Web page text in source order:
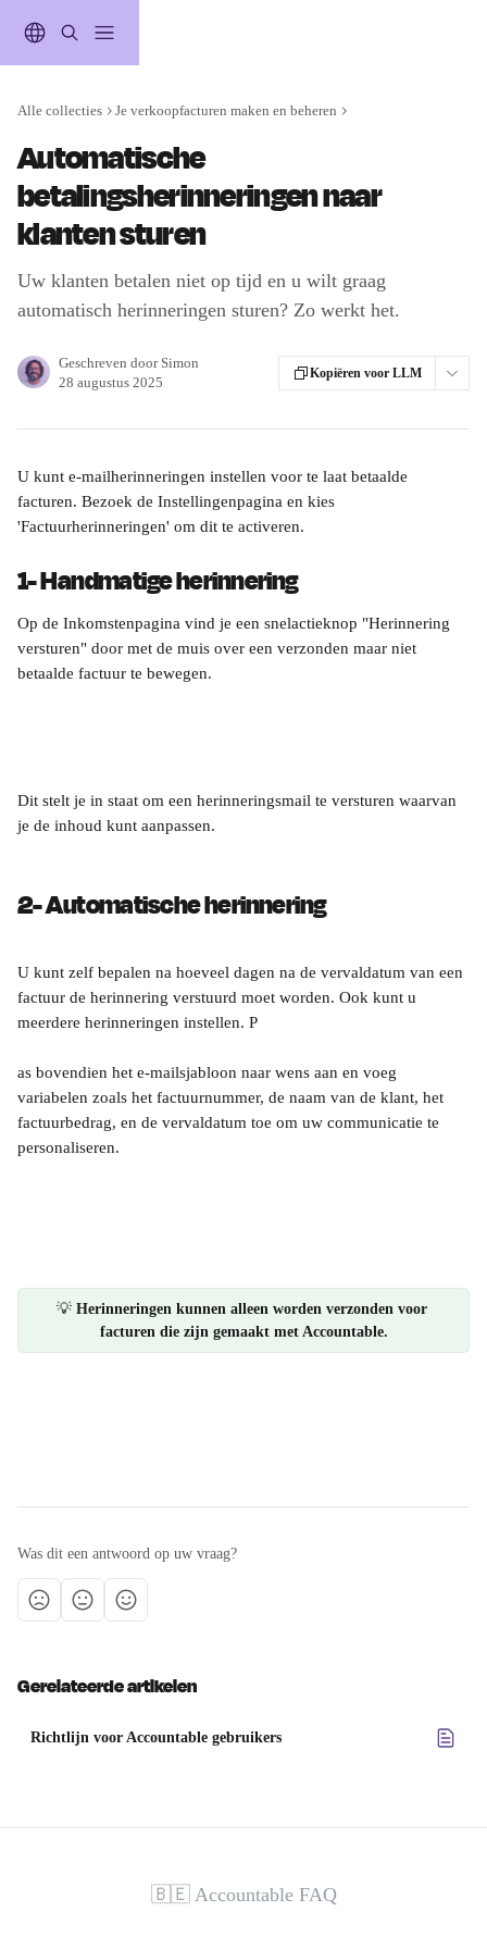
Alle collecties Je verkoopfacturen maken en beheren
Automatische
betalingsherinneringen naar
klanten sturen
Uw klanten betalen niet op tijd en u wilt graag
automatisch herinneringen sturen? Zo werkt het.
Geschreven door Simon
28 augustus 2025
Kopiëren voor LLM
U kunt e-mailherinneringen instellen voor te laat betaalde
facturen. Bezoek de Instellingenpagina en kies
'Factuurherinneringen' om dit te activeren.
1- Handmatige herinnering
Op de Inkomstenpagina vind je een snelactieknop "Herinnering
versturen" door met de muis over een verzonden maar niet
betaalde factuur te bewegen.
Dit stelt je in staat om een herinneringsmail te versturen waarvan
je de inhoud kunt aanpassen.
2- Automatische herinnering
U kunt zelf bepalen na hoeveel dagen na de vervaldatum van een
factuur de herinnering verstuurd moet worden. Ook kunt u
meerdere herinneringen instellen. P
as bovendien het e-mailsjabloon naar wens aan en voeg
variabelen zoals het factuurnummer, de naam van de klant, het
factuurbedrag, en de vervaldatum toe om uw communicatie te
personaliseren.
💡 Herinneringen kunnen alleen worden verzonden voor
facturen die zijn gemaakt met Accountable.
Was dit een antwoord op uw vraag?
Gerelateerde artikelen
Richtlijn voor Accountable gebruikers
🇧🇪 Accountable FAQ